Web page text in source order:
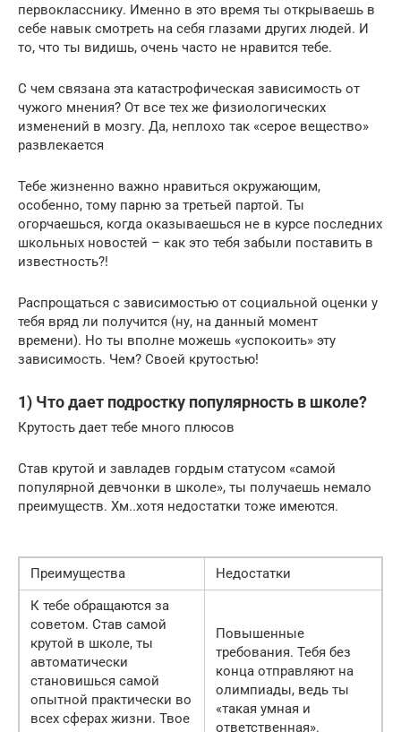
первокласснику. Именно в это время ты открываешь в
себе навык смотреть на себя глазами других людей. И
то, что ты видишь, очень часто не нравится тебе.
С чем связана эта катастрофическая зависимость от
чужого мнения? От все тех же физиологических
изменений в мозгу. Да, неплохо так «серое вещество»
развлекается
Тебе жизненно важно нравиться окружающим,
особенно, тому парню за третьей партой. Ты
огорчаешься, когда оказываешься не в курсе последних
школьных новостей – как это тебя забыли поставить в
известность?!
Распрощаться с зависимостью от социальной оценки у
тебя вряд ли получится (ну, на данный момент
времени). Но ты вполне можешь «успокоить» эту
зависимость. Чем? Своей крутостью!
1) Что дает подростку популярность в школе?
Крутость дает тебе много плюсов
Став крутой и завладев гордым статусом «самой
популярной девчонки в школе», ты получаешь немало
преимуществ. Хм..хотя недостатки тоже имеются.
Преимущества
Недостатки
К тебе обращаются за
советом. Став самой
крутой в школе, ты
автоматически
становишься самой
опытной практически во
всех сферах жизни. Твое
Повышенные
требования. Тебя без
конца отправляют на
олимпиады, ведь ты
«такая умная и
ответственная».